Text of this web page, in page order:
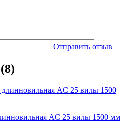
Отправить отзыв
AC 25 вилы 1500 мм